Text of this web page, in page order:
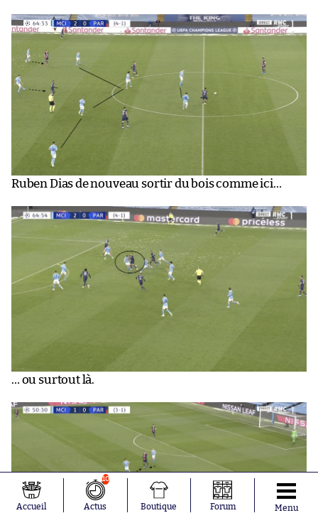
Ruben Dias de nouveau sortir du bois comme ici…
… ou surtout là.
Accueil
10
Actus Boutique Forum Menu